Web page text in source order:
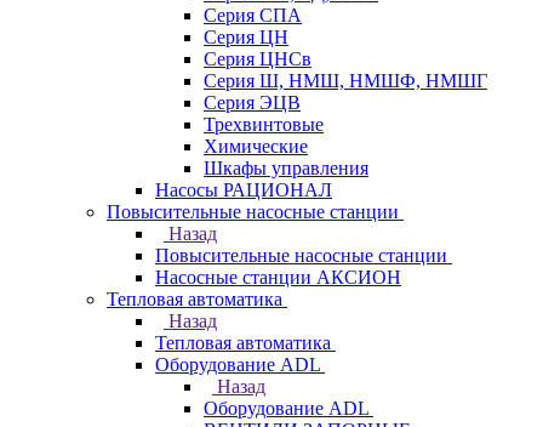
Серия СПА
Серия ЦН
Серия ЦНСв
Серия Ш, НМШ, НМШФ, НМШГ
Серия ЭЦВ
Трехвинтовые
Химические
Шкафы управления
Насосы РАЦИОНАЛ
Повысительные насосные станции
Назад
Повысительные насосные станции
Насосные станции АКСИОН
Тепловая автоматика
Назад
Тепловая автоматика
Оборудование ADL
Назад
Оборудование ADL